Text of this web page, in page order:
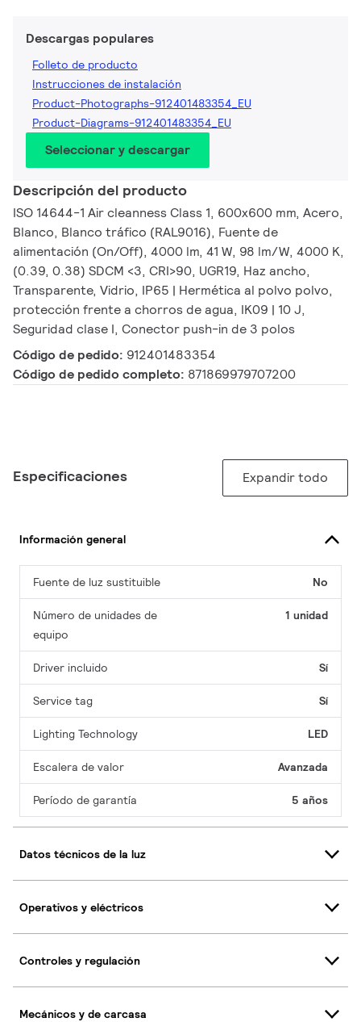
Descargas populares
Folleto de producto
Instrucciones de instalación
Product-Photographs-912401483354_EU
Product-Diagrams-912401483354_EU
Seleccionar y descargar
Descripción del producto
ISO 14644-1 Air cleanness Class 1, 600x600 mm, Acero,
Blanco, Blanco tráfico (RAL9016), Fuente de
alimentación (On/Off), 4000 lm, 41 W, 98 lm/W, 4000 K,
(0.39, 0.38) SDCM <3, CRI>90, UGR19, Haz ancho,
Transparente, Vidrio, IP65 | Hermética al polvo polvo,
protección frente a chorros de agua, IK09 | 10 J,
Seguridad clase I, Conector push-in de 3 polos
Código de pedido: 912401483354
Código de pedido completo: 871869979707200
Especificaciones Expandir todo
Información general
Fuente de luz sustituible No
Número de unidades de
equipo
1 unidad
Driver incluido Sí
Service tag Sí
Lighting Technology LED
Escalera de valor Avanzada
Período de garantía 5 años
Datos técnicos de la luz
Operativos y eléctricos
Controles y regulación
Mecánicos y de carcasa